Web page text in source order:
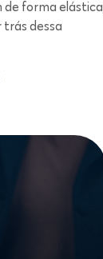
forma elástica,
trás dessa